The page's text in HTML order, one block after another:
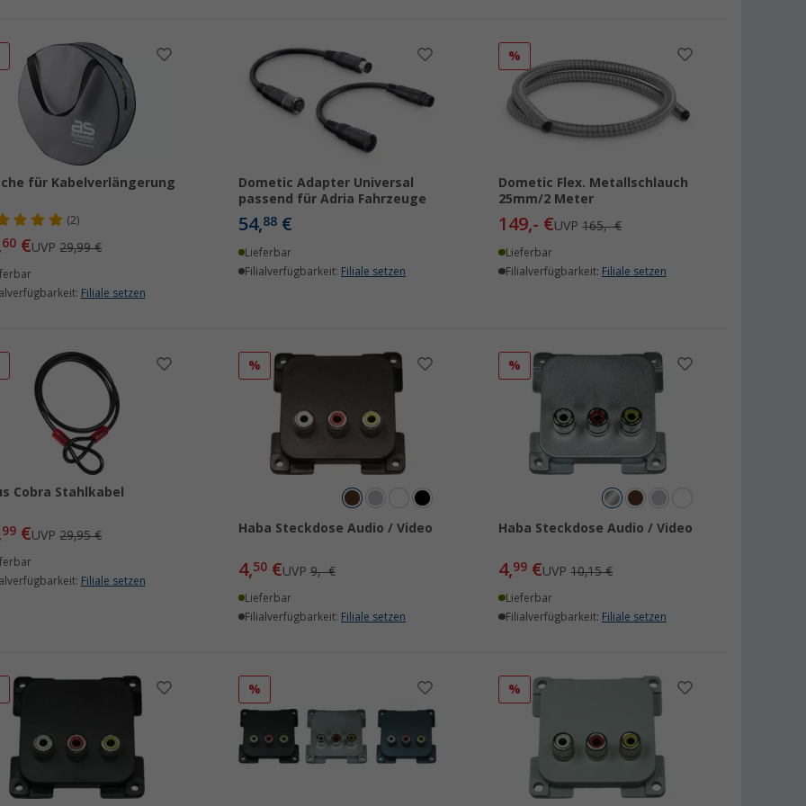
für Kabelverlängerung
(2)
60 €UVP29,99 €
Filiale setzen
Dometic Adapter Universal
passend für Adria Fahrzeuge
54,88€
Lieferbar
Filialverfügbarkeit: Filiale setzen
%
Dometic Flex. Metallschlauch
25mm/2 Meter
149,- €UVP165,- €
Lieferbar
Filialverfügbarkeit: Filiale setzen
Cobra Stahlkabel
99 €UVP29,95 €
Filiale setzen
%
Haba Steckdose Audio / Video
4,50€UVP9,- €
Lieferbar
Filialverfügbarkeit: Filiale setzen
%
Haba Steckdose Audio / Video
4,99 €UVP10,15 €
Lieferbar
Filialverfügbarkeit: Filiale setzen
% %